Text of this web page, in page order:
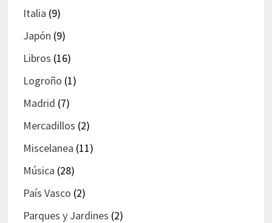
Italia (9)
Japón (9)
Libros (16)
Logroño (1)
Madrid (7)
Mercadillos (2)
Miscelanea (11)
Música (28)
País Vasco (2)
Parques y Jardines (2)